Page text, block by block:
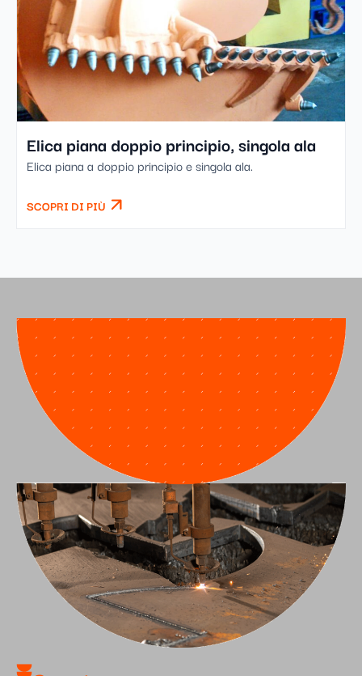
Elica piana doppio principio, singola ala
Elica piana a doppio principio e singola ala.
SCOPRI DI PIÙ